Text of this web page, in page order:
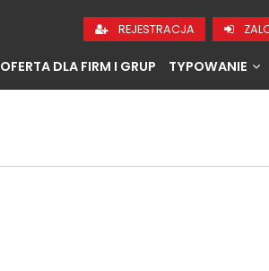
REJESTRACJA
OFERTA DLA FIRM I GRUP TYPOWANIE